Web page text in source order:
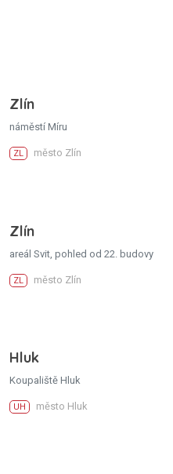
Zlín
náměstí Míru
ZL město Zlín
Zlín
areál Svit, pohled od 22. budovy
ZL město Zlín
Hluk
Koupaliště Hluk
UH město Hluk